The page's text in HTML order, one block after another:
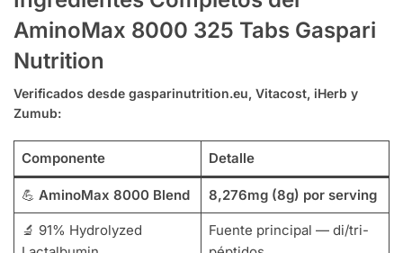
AminoMax 8000 325 Tabs Gaspari
Nutrition
Verificados desde gasparinutrition.eu, Vitacost, iHerb y
Zumub:
Componente Detalle
💪 AminoMax 8000 Blend 8,276mg (8g) por serving
🔬 91% Hydrolyzed
Fuente principal — di/tri-